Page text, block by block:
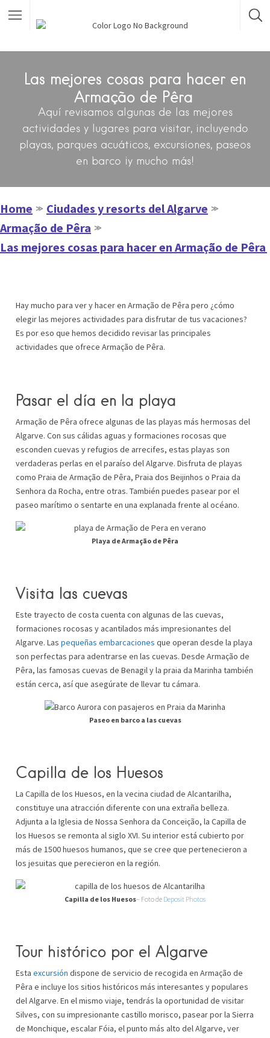
Las mejores cosas para hacer en
Armação de Pêra
Aquí revisamos algunas de las mejores
actividades y lugares para visitar, incluyendo
playas, parques acuáticos, excursiones, paseos
en barco ¡y mucho más!
Home ≫ Ciudades y resorts del Algarve ≫
Armação de Pêra ≫
Las mejores cosas para hacer en Armação de Pêra
Hay mucho para ver y hacer en Armação de Pêra pero ¿cómo
elegir las mejores actividades para disfrutar de tus vacaciones?
Es por eso que hemos decidido revisar las principales
actividades que ofrece Armação de Pêra.
Pasar el día en la playa
Armação de Pêra ofrece algunas de las playas más hermosas del
Algarve. Con sus cálidas aguas y formaciones rocosas que
esconden cuevas y refugios de arrecifes, estas playas son
verdaderas perlas en el paraíso del Algarve. Disfruta de playas
como Praia de Armação de Pêra, Praia dos Beijinhos o Praia da
Senhora da Rocha, entre otras. También puedes pasear por el
paseo marítimo o sentarte en una explanada frente al océano.
Playa de Armação de Pêra
Visita las cuevas
Este trayecto de costa cuenta con algunas de las cuevas,
formaciones rocosas y acantilados más impresionantes del
Algarve. Las pequeñas embarcaciones que operan desde la playa
son perfectas para adentrarse en las cuevas. Desde Armação de
Pêra, las famosas cuevas de Benagil y la praia da Marinha también
están cerca, así que asegúrate de llevar tu cámara.
Paseo en barco a las cuevas
Capilla de los Huesos
La Capilla de los Huesos, en la vecina ciudad de Alcantarilha,
constituye una atracción diferente con una extraña belleza.
Adjunta a la Iglesia de Nossa Senhora da Conceição, la Capilla de
los Huesos se remonta al siglo XVI. Su interior está cubierto por
más de 1500 huesos humanos, que se cree que pertenecieron a
los jesuitas que perecieron en la región.
Capilla de los Huesos– Foto de Deposit Photos
Tour histórico por el Algarve
Esta excursión dispone de servicio de recogida en Armação de
Pêra e incluye los sitios históricos más interesantes y populares
del Algarve. En el mismo viaje, tendrás la oportunidad de visitar
Silves, con su impresionante castillo morisco, pasear por la Sierra
de Monchique, escalar Fóia, el punto más alto del Algarve, ver